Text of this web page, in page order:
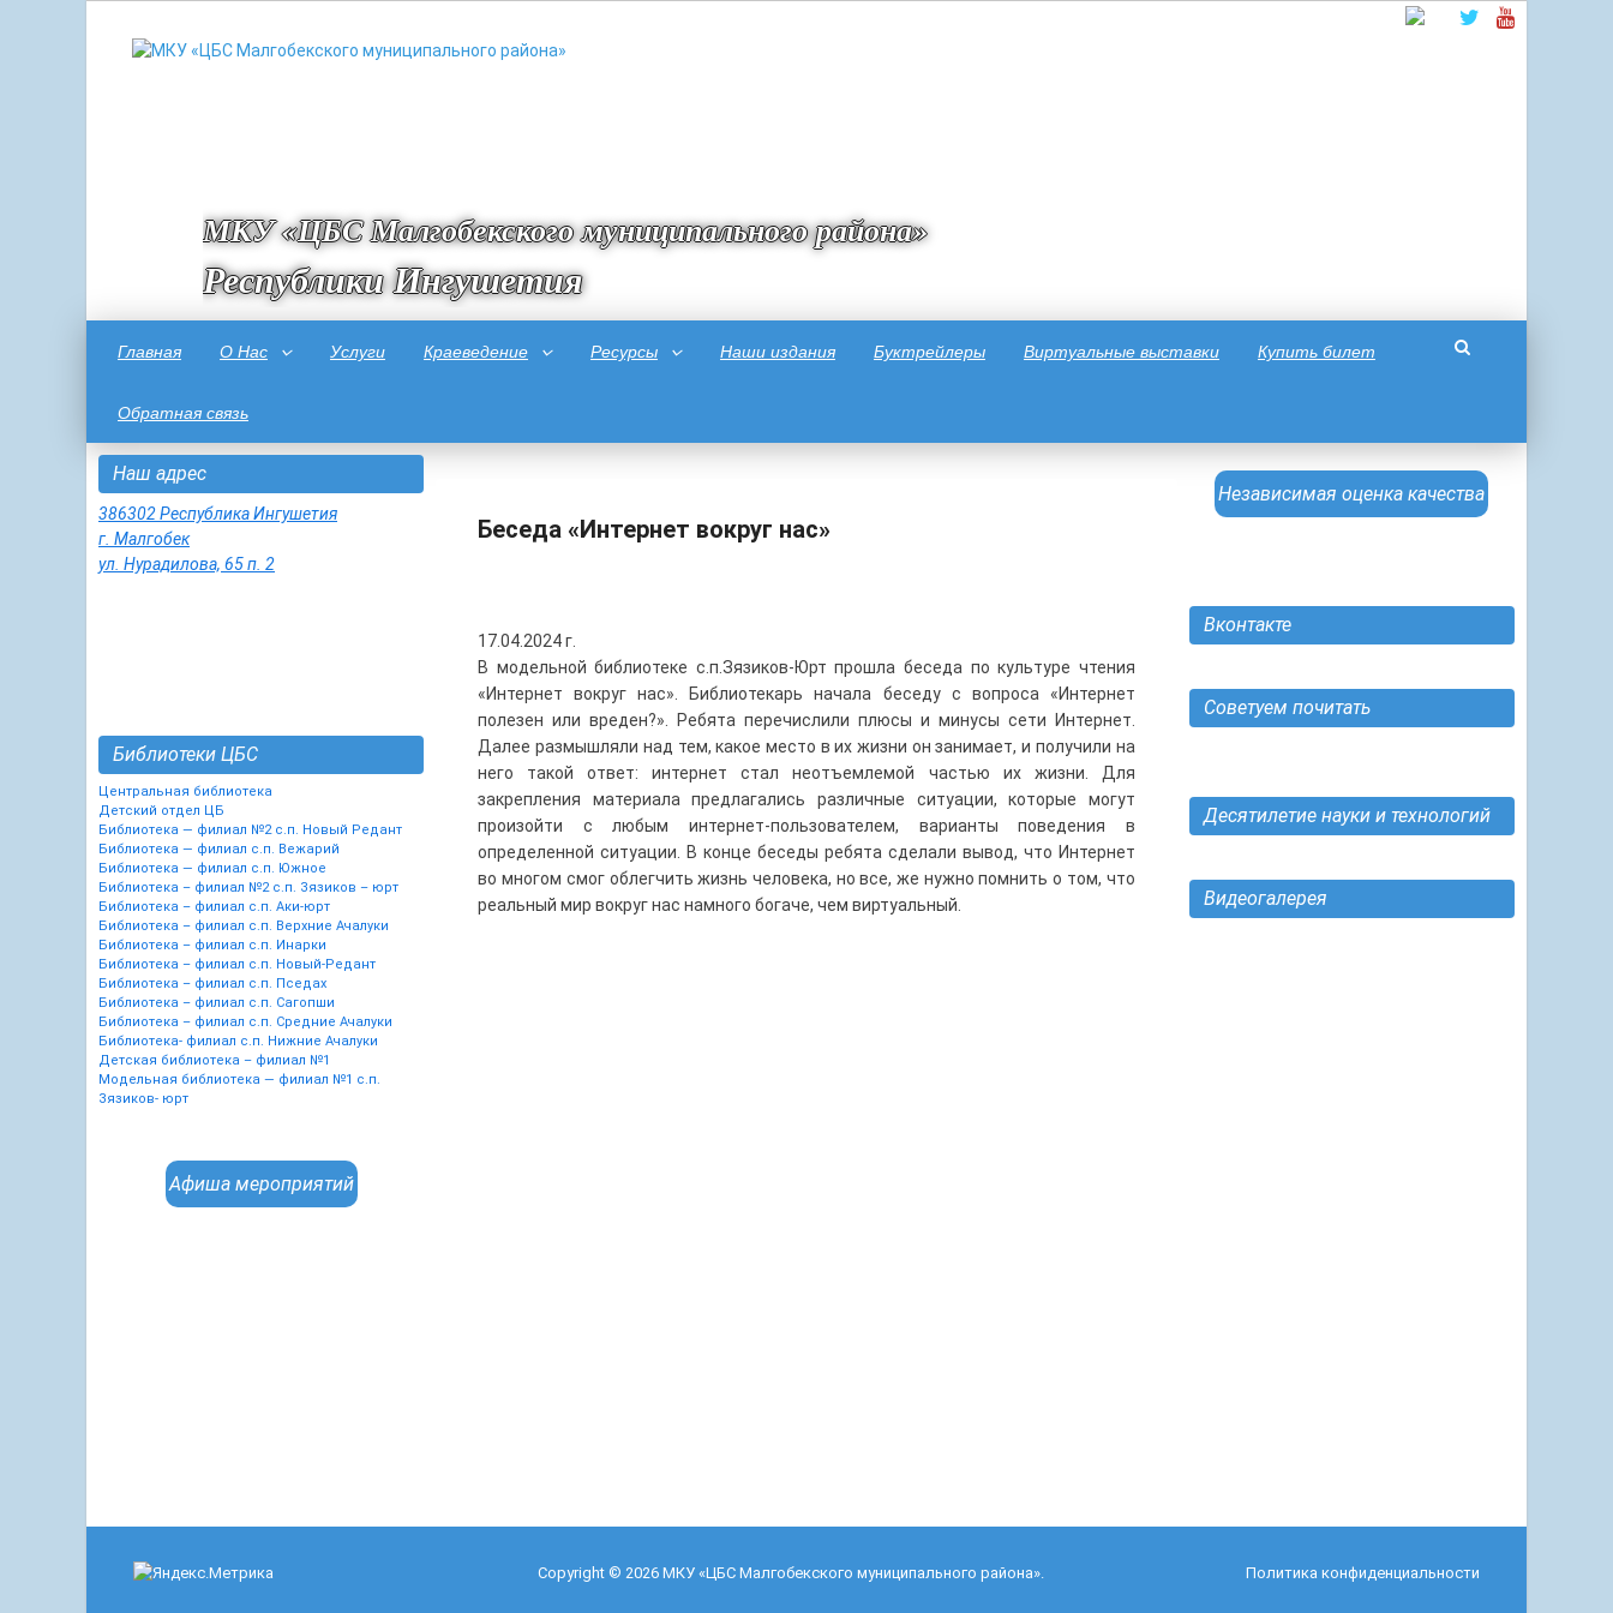
МКУ «ЦБС Малгобекского муниципального района»
Республики Ингушетия
Главная О Нас Услуги Краеведение Ресурсы Наши издания Буктрейлеры Виртуальные выставки Купить билет
Обратная связь
Наш адрес
386302 Республика Ингушетия
г. Малгобек
ул. Нурадилова, 65 п. 2
Библиотеки ЦБС
Центральная библиотека
Детский отдел ЦБ
Библиотека — филиал №2 с.п. Новый Редант
Библиотека — филиал с.п. Вежарий
Библиотека — филиал с.п. Южное
Библиотека – филиал №2 с.п. Зязиков – юрт
Библиотека – филиал с.п. Аки-юрт
Библиотека – филиал с.п. Верхние Ачалуки
Библиотека – филиал с.п. Инарки
Библиотека – филиал с.п. Новый-Редант
Библиотека – филиал с.п. Пседах
Библиотека – филиал с.п. Сагопши
Библиотека – филиал с.п. Средние Ачалуки
Библиотека- филиал с.п. Нижние Ачалуки
Детская библиотека – филиал №1
Модельная библиотека — филиал №1 с.п.
Зязиков- юрт
Афиша мероприятий
Беседа «Интернет вокруг нас»
17.04.2024 г.
В модельной библиотеке с.п.Зязиков-Юрт прошла беседа по культуре чтения
«Интернет вокруг нас». Библиотекарь начала беседу с вопроса «Интернет
полезен или вреден?». Ребята перечислили плюсы и минусы сети Интернет.
Далее размышляли над тем, какое место в их жизни он занимает, и получили на
него такой ответ: интернет стал неотъемлемой частью их жизни. Для
закрепления материала предлагались различные ситуации, которые могут
произойти с любым интернет-пользователем, варианты поведения в
определенной ситуации. В конце беседы ребята сделали вывод, что Интернет
во многом смог облегчить жизнь человека, но все, же нужно помнить о том, что
реальный мир вокруг нас намного богаче, чем виртуальный.
Независимая оценка качества
Вконтакте
Советуем почитать
Десятилетие науки и технологий
Видеогалерея
Copyright © 2026 МКУ «ЦБС Малгобекского муниципального района». Политика конфиденциальности